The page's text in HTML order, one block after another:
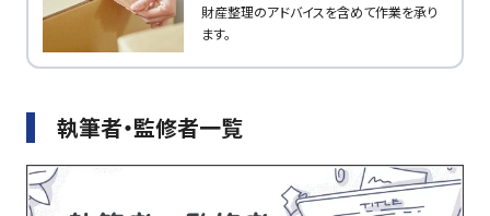
財産整理のアドバイスを含めて作業を承り
ます。
執筆者・監修者一覧